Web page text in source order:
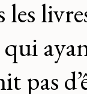
pas